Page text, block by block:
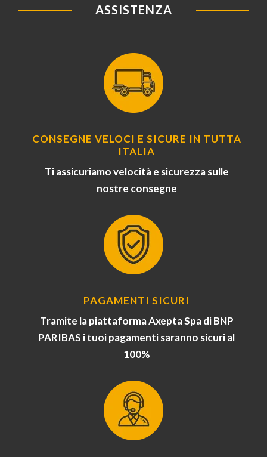
ASSISTENZA
CONSEGNE VELOCI E SICURE IN TUTTA
ITALIA
Ti assicuriamo velocità e sicurezza sulle
nostre consegne
PAGAMENTI SICURI
Tramite la piattaforma Axepta Spa di BNP
PARIBAS i tuoi pagamenti saranno sicuri al
100%